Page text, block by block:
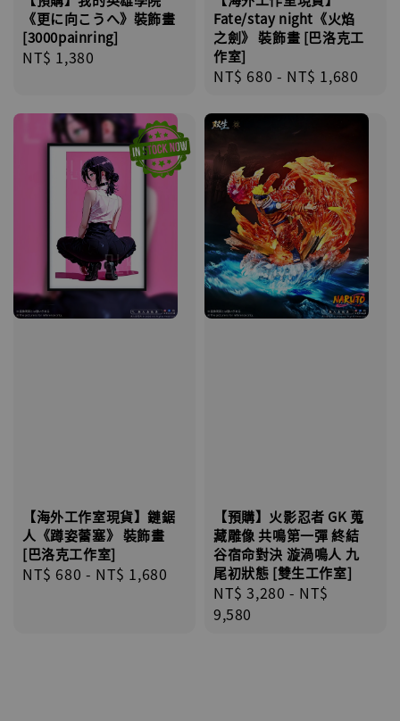
《更に向こうへ》裝飾畫
[3000painring]
Regular
NT$ 1,380
Fate/stay night《火焰
之劍》 裝飾畫 [巴洛克工
作室]
Regular
NT$ 680 - NT$ 1,680
【海外工作室現貨】鏈鋸
人《蹲姿蕾塞》 裝飾畫
[巴洛克工作室]
Regular
NT$ 680 - NT$ 1,680
【預購】火影忍者 GK 蒐
藏雕像 共鳴第一彈 終結
谷宿命對決 漩渦鳴人 九
尾初狀態 [雙生工作室]
Regular
price
NT$ 3,280 - NT$
9,580